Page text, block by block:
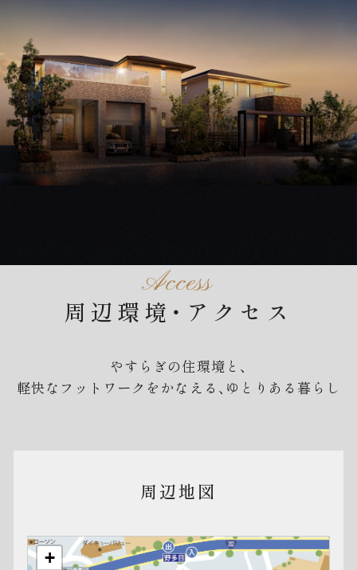
詳しくはこちら
Access
周辺環境・アクセス
やすらぎの住環境と、
軽快なフットワークをかなえる、ゆとりある暮らし
周辺地図
+